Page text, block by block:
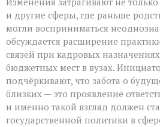
и другие сферы, где раньше
могли восприниматься
обсуждается расширение
связей при кадровых
бюджетных мест в вузах.
подчёркивают, что забота о
близких — это проявление
и именно такой взгляд должен
государственной политики в